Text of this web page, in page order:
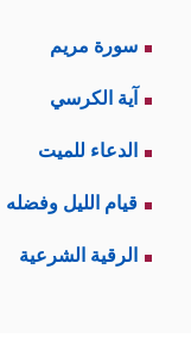
سورة مريم
آية الكرسي
الدعاء للميت
قيام الليل وفضله
الرقية الشرعية